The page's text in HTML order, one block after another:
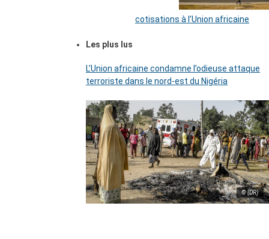
cotisations à l’Union africaine
Les plus lus
L’Union africaine condamne l’odieuse attaque
terroriste dans le nord-est du Nigéria
© (DR)